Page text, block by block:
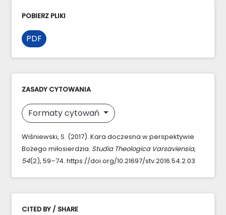
POBIERZ PLIKI
PDF
ZASADY CYTOWANIA
Formaty cytowań
Wiśniewski, S. (2017). Kara doczesna w perspektywie
Bożego miłosierdzia. Studia Theologica Varsaviensia,
54(2), 59–74. https://doi.org/10.21697/stv.2016.54.2.03
CITED BY / SHARE